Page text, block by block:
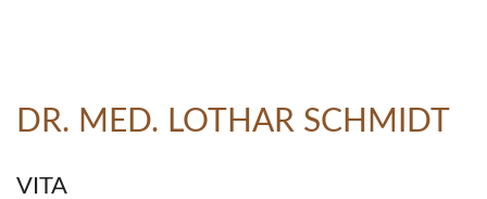
&
DR. MED. LOTHAR SCHMIDT
VITA